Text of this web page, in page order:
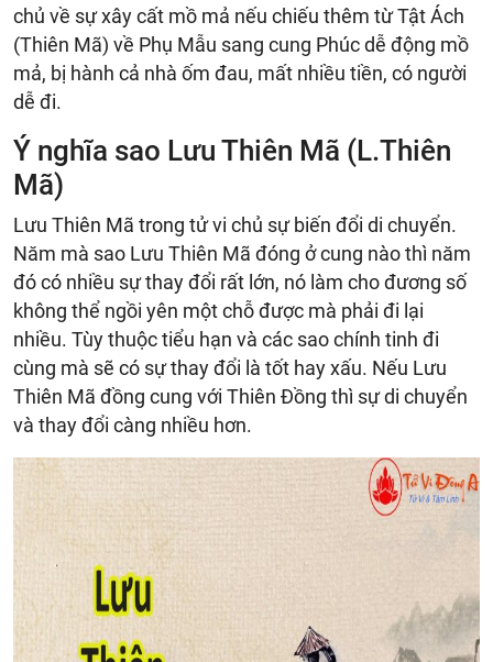
chủ về sự xây cất mồ mả nếu chiếu thêm từ Tật Ách
(Thiên Mã) về Phụ Mẫu sang cung Phúc dễ động mồ
mả, bị hành cả nhà ốm đau, mất nhiều tiền, có người
dễ đi.
Ý nghĩa sao Lưu Thiên Mã (L.Thiên
Mã)
Lưu Thiên Mã trong tử vi chủ sự biến đổi di chuyển.
Năm mà sao Lưu Thiên Mã đóng ở cung nào thì năm
đó có nhiều sự thay đổi rất lớn, nó làm cho đương số
không thể ngồi yên một chỗ được mà phải đi lại
nhiều. Tùy thuộc tiểu hạn và các sao chính tinh đi
cùng mà sẽ có sự thay đổi là tốt hay xấu. Nếu Lưu
Thiên Mã đồng cung với Thiên Đồng thì sự di chuyển
và thay đổi càng nhiều hơn.